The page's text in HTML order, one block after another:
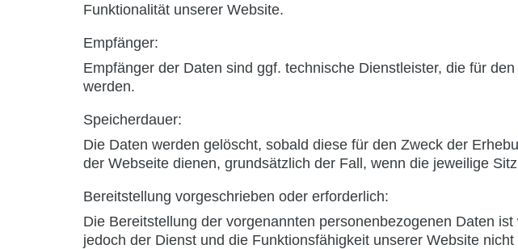
Funktionalität unserer Website.
Empfänger:
Empfänger der Daten sind ggf. technische Dienstleister, die für
werden.
Speicherdauer:
Die Daten werden gelöscht, sobald diese für den Zweck der
der Webseite dienen, grundsätzlich der Fall, wenn die jeweilige
Bereitstellung vorgeschrieben oder erforderlich:
Die Bereitstellung der vorgenannten personenbezogenen Daten
jedoch der Dienst und die Funktionsfähigkeit unserer Website